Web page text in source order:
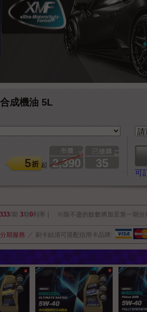
成機油 5L
5 起
市價
2,390
已售出
35
可
/期 3期0利率 ※除不盡的餘數將加至第一期分
期服務 ／ 刷卡結清可搭配信用卡品牌: